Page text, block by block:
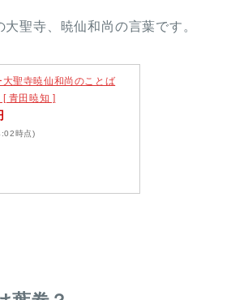
聖寺、暁仙和尚の言葉です。
聖寺暁仙和尚のことば
[ 青田暁知 ]
時点)